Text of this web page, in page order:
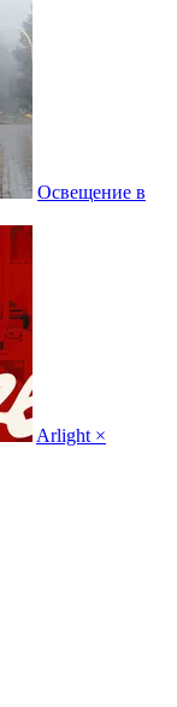
Освещение в
Arlight ×